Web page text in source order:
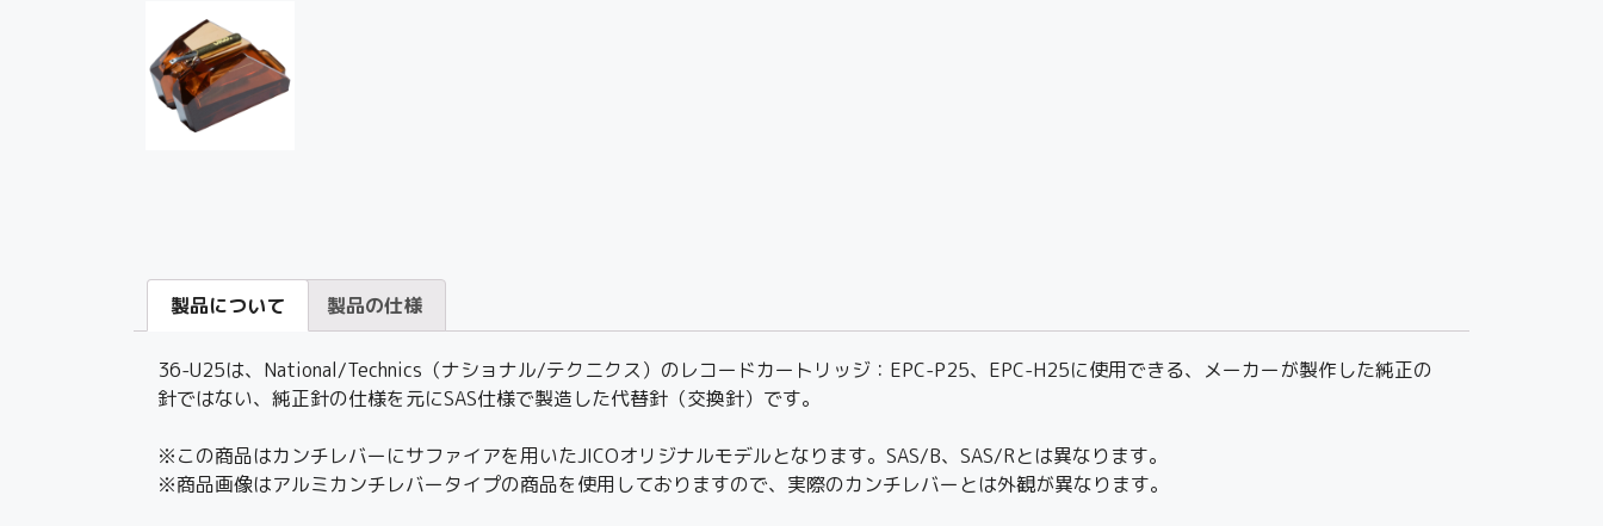
製品について 製品の仕様
36-U25は、National/Technics（ナショナル/テクニクス）のレコードカートリッジ：EPC-P25、EPC-H25に使用できる、メーカーが製作した純正の
針ではない、純正針の仕様を元にSAS仕様で製造した代替針（交換針）です。
※この商品はカンチレバーにサファイアを用いたJICOオリジナルモデルとなります。SAS/B、SAS/Rとは異なります。
※商品画像はアルミカンチレバータイプの商品を使用しておりますので、実際のカンチレバーとは外観が異なります。